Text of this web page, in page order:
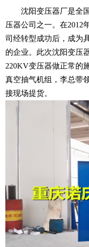
沈阳变压器厂是全国
压器公司之一。在2012
司经转型成功后，成为
的企业。此次沈阳变压
220KV变压器做正常的
真空抽气机组，李总带
接现场提货。